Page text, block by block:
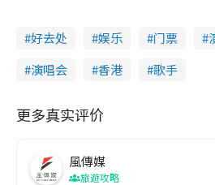
好去处 娱乐 门票
演唱会
香港 歌手
更多真实评价
風傳媒
旅遊攻略